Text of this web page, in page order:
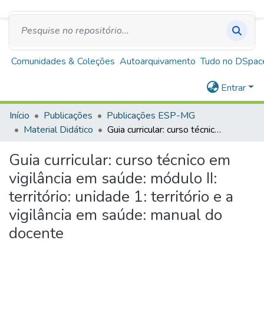
Repositório Institucional Escola de Saúde Pública
de Minas Gerais
Comunidades & Coleções Autoarquivamento Tudo no
Entrar
Início Publicações
Publicações ESP-MG
Material Didático
Guia curricular: curso técnico em vigilância em saúde: módulo II: território: unidade 1: território e a vigilância em saúde: manual do docente
Guia curricular: curso técnico em
vigilância em saúde: módulo II:
território: unidade 1: território e a
vigilância em saúde: manual do
docente